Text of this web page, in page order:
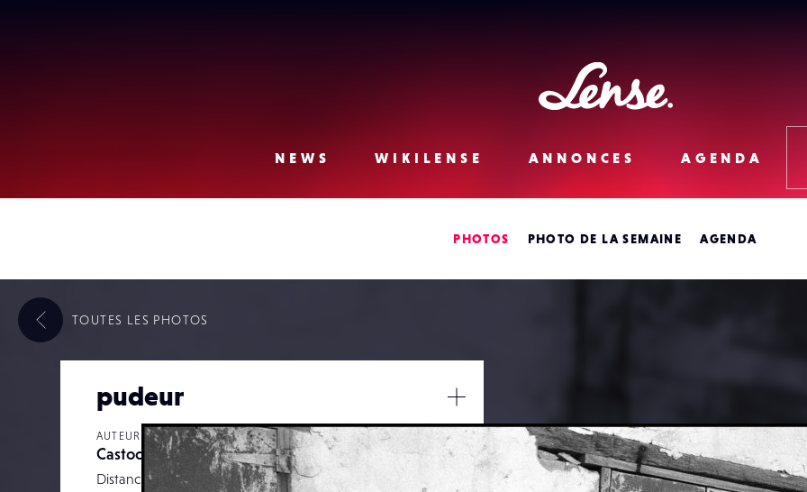
Lense
NEWS
WIKILENSE ANNONCES AGENDA
PHOTOS PHOTO DE LA SEMAINE AGENDA
pudeur
AUTEUR
Castoche
Distance focale
/
Fermer
TOUTES LES PHOTOS